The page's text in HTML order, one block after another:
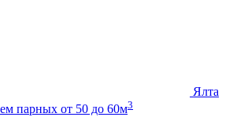
Ялта
парных от 50 до 60м3